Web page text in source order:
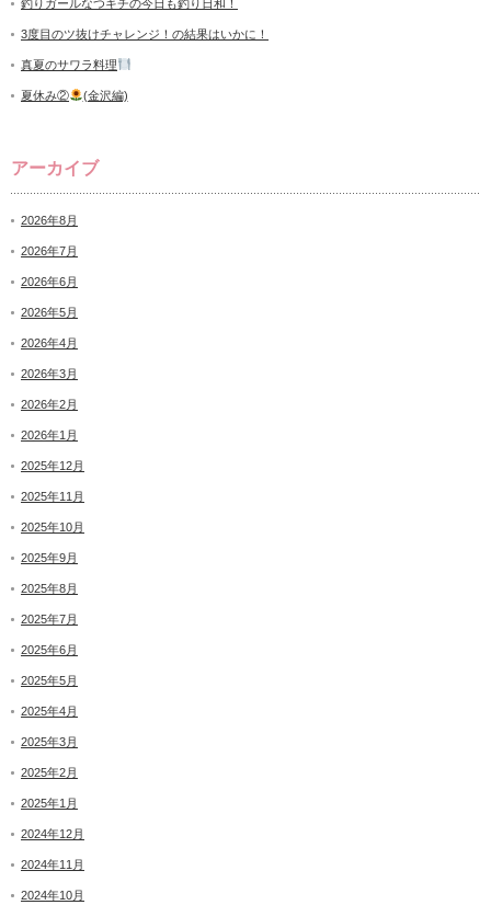
釣りガールなつキチの今日も釣り日和！
3度目のツ抜けチャレンジ！の結果はいかに！
真夏のサワラ料理
夏休み② (金沢編)
アーカイブ
2026年8月
2026年7月
2026年6月
2026年5月
2026年4月
2026年3月
2026年2月
2026年1月
2025年12月
2025年11月
2025年10月
2025年9月
2025年8月
2025年7月
2025年6月
2025年5月
2025年4月
2025年3月
2025年2月
2025年1月
2024年12月
2024年11月
2024年10月